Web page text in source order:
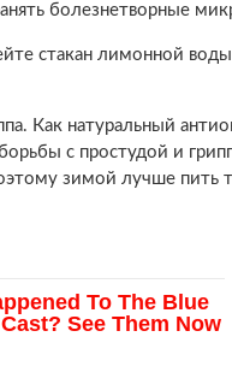
болезнетворные
стакан лимонной
Как натуральный
с простудой и
зимой лучше